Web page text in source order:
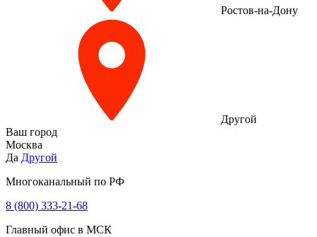
Ростов-на-Дону
Другой
Ваш город
Москва
Да Другой
Многоканальный по РФ
8 (800) 333‑21-68
Главный офис в МСК